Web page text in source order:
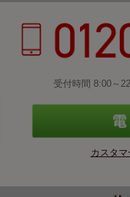
受付時間 8:00～
カスタ